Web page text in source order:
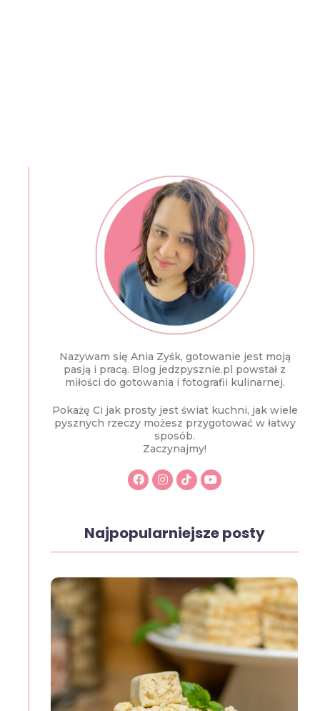
Nazywam się Ania Zyśk, gotowanie jest moją
pasją i pracą. Blog jedzpysznie.pl powstał z
miłości do gotowania i fotografii kulinarnej.
Pokażę Ci jak prosty jest świat kuchni, jak wiele
pysznych rzeczy możesz przygotować w łatwy
sposób.
Zaczynajmy!
Najpopularniejsze posty